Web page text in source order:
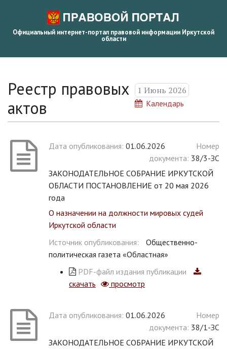
Официальный интернет-портал правовой информации Иркутской
области
Реестр правовых
актов
1 Июнь 2026
Календарь
Дата опубликования: 01.06.2026
Номер
документа: 38/3-ЗС
ЗАКОНОДАТЕЛЬНОЕ СОБРАНИЕ ИРКУТСКОЙ
ОБЛАСТИ ПОСТАНОВЛЕНИЕ от 20 мая 2026
года
О назначении на должности мировых судей
Иркутской области
Источник опубликования:
Общественно-
политическая газета «Областная»
PDF-файл издания публикации
скачать
просмотр
Дата опубликования: 01.06.2026
Номер
документа: 38/1-ЗС
ЗАКОНОДАТЕЛЬНОЕ СОБРАНИЕ ИРКУТСКОЙ